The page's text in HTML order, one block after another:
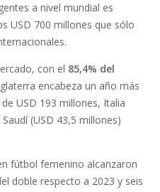
a nivel mundial es
USD 700 millones que sólo
con el 85,4% del
encabeza un año más
USD 193 millones, Italia
(USD 43,5 millones)
fútbol femenino alcanzaron
doble respecto a 2023 y seis